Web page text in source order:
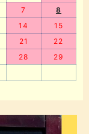
7
8
14
15
21
22
28
29